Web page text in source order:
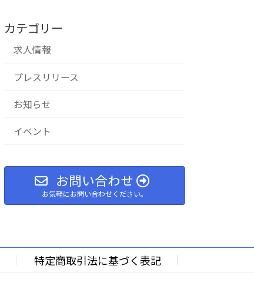
カテゴリー
求人情報
プレスリリース
お知らせ
イベント
お問い合わせ
お気軽にお問い合わせください。
特定商取引法に基づく表記